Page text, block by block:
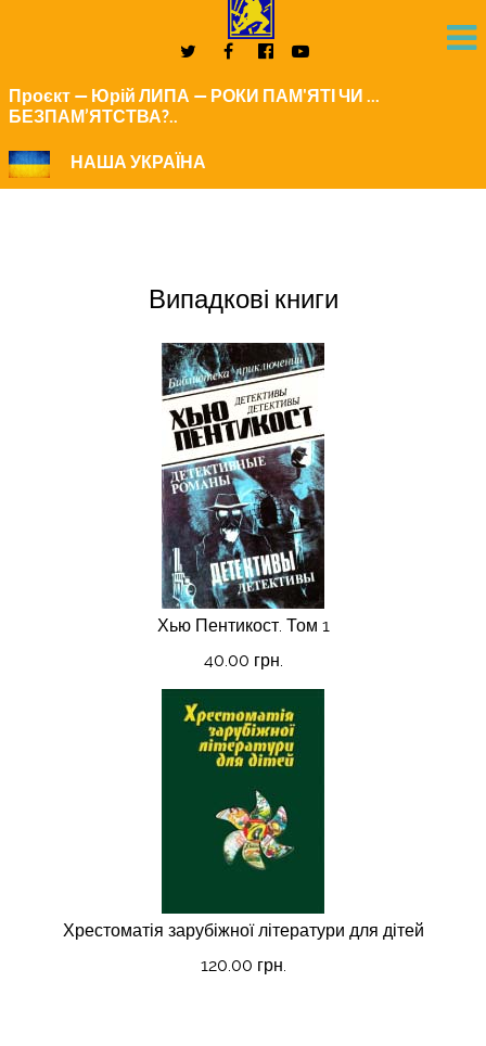
Проєкт — Юрій ЛИПА — РОКИ ПАМ'ЯТІ ЧИ ...
БЕЗПАМ’ЯТСТВА?..
НАША УКРАЇНА
Випадкові книги
Хью Пентикост. Том 1
40.00 грн.
Хрестоматія зарубіжної літератури для дітей
120.00 грн.